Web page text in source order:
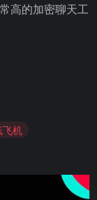
高的加密聊天工
飞机